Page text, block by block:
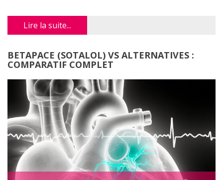
Lire la suite...
BETAPACE (SOTALOL) VS ALTERNATIVES :
COMPARATIF COMPLET